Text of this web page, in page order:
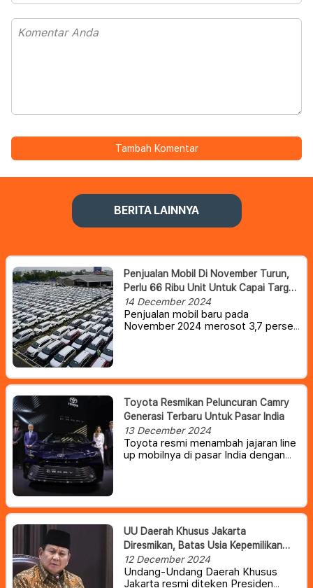
Tambah Komentar
BERITA LAINNYA
Penjualan Mobil Di November Turun,
Perlu 66 Ribu Unit Untuk Capai Target
Tahunan 850 Ribu
14 December 2024
Penjualan mobil baru pada
November 2024 merosot 3,7 persen
ditetapkan Gabungan Industri
Kendaraan Bermotor Indonesia
(Gaikindo).
Toyota Resmikan Peluncuran Camry
Generasi Terbaru Untuk Pasar India
13 December 2024
Toyota resmi menambah jajaran line
up mobilnya di pasar India dengan
UU Daerah Khusus Jakarta
Diresmikan, Batas Usia Kepemilikan
Kendaraan Akan Dibatasi
12 December 2024
Undang-Undang Daerah Khusus
Jakarta resmi diteken Presiden